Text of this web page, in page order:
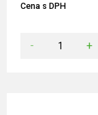
Cena s DPH
- +